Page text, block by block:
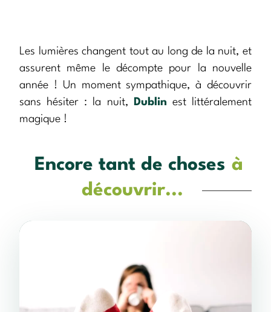
Les lumières changent tout au long de la nuit, et
assurent même le décompte pour la nouvelle
année ! Un moment sympathique, à découvrir
sans hésiter : la nuit,
Dublin est littéralement
magique !
Encore tant de choses à
découvrir...